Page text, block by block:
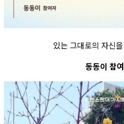
있는 그대로의 자신
동동이 참